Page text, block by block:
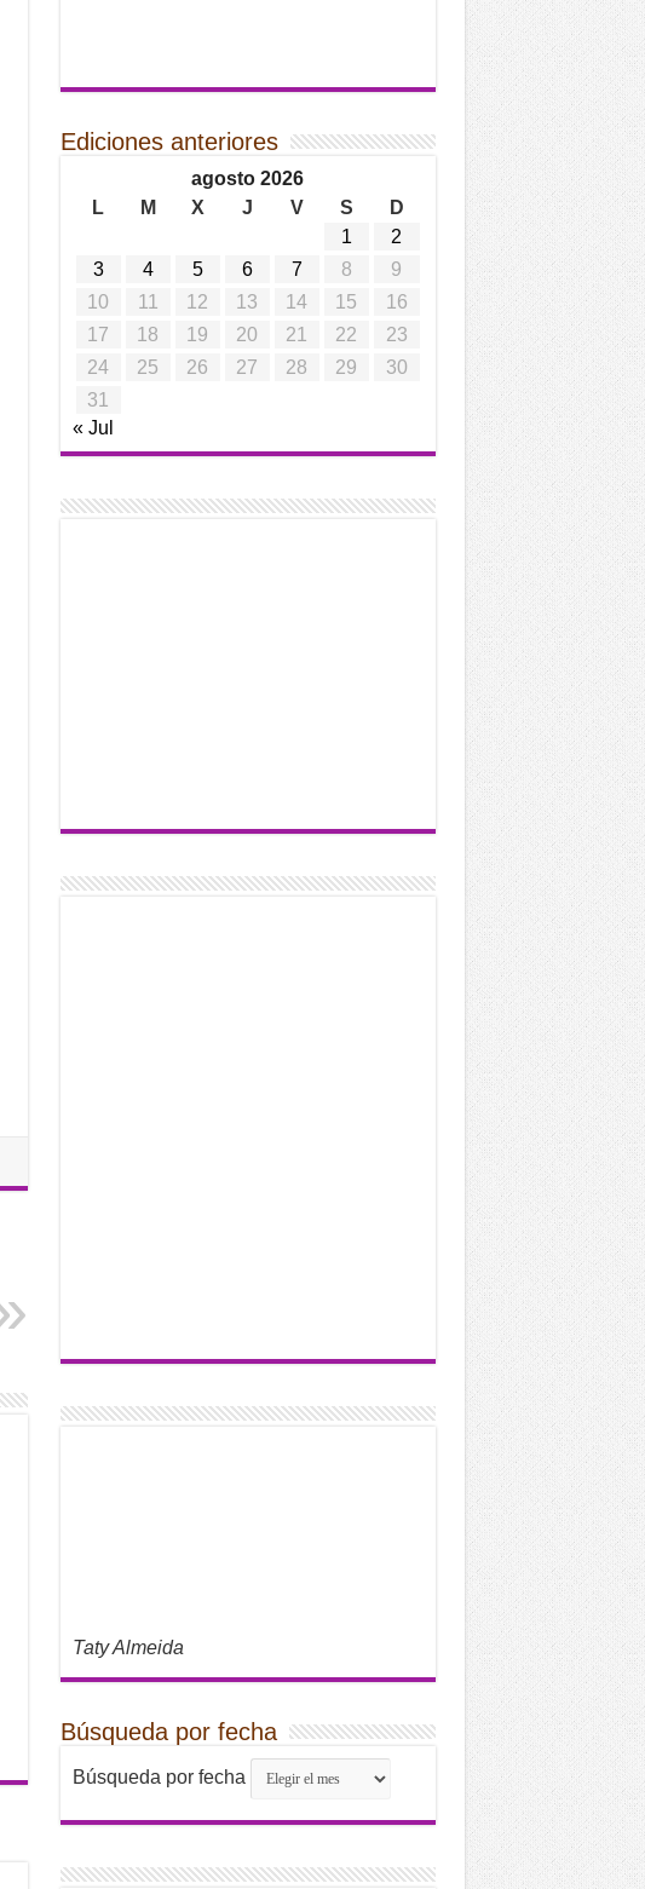
Ediciones anteriores
agosto 2026
L
M X J V S
D
1
2
3
4 5 6 7 8
9
10
11 12 13 14 15
16
17
18 19 20 21 22
23
24
25 26 27 28 29
30
31
« Jul
Taty Almeida
Búsqueda por fecha
Búsqueda por fecha